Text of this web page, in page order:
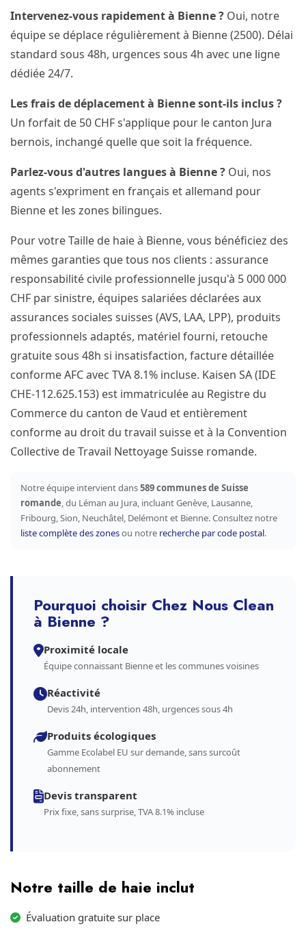
Intervenez-vous rapidement à Bienne ? Oui, notre
équipe se déplace régulièrement à Bienne (2500). Délai
standard sous 48h, urgences sous 4h avec une ligne
dédiée 24/7.
Les frais de déplacement à Bienne sont-ils inclus ?
Un forfait de 50 CHF s'applique pour le canton Jura
bernois, inchangé quelle que soit la fréquence.
Parlez-vous d'autres langues à Bienne ? Oui, nos
agents s'expriment en français et allemand pour
Bienne et les zones bilingues.
Pour votre Taille de haie à Bienne, vous bénéficiez des
mêmes garanties que tous nos clients : assurance
responsabilité civile professionnelle jusqu'à 5 000 000
CHF par sinistre, équipes salariées déclarées aux
assurances sociales suisses (AVS, LAA, LPP), produits
professionnels adaptés, matériel fourni, retouche
gratuite sous 48h si insatisfaction, facture détaillée
conforme AFC avec TVA 8.1% incluse. Kaisen SA (IDE
CHE-112.625.153) est immatriculée au Registre du
Commerce du canton de Vaud et entièrement
conforme au droit du travail suisse et à la Convention
Collective de Travail Nettoyage Suisse romande.
Notre équipe intervient dans589 communes de Suisse
romande, du Léman au Jura, incluant Genève, Lausanne,
Fribourg, Sion, Neuchâtel, Delémont et Bienne. Consultez notre
liste complète des zonesou notre recherche par code postal.
Pourquoi choisir Chez Nous Clean
à Bienne ?
Proximité locale
Équipe connaissant Bienne et les communes voisines
Réactivité
Devis 24h, intervention 48h, urgences sous 4h
Produits écologiques
Gamme Ecolabel EU sur demande, sans surcoût
abonnement
Devis transparent
Prix fixe, sans surprise, TVA 8.1% incluse
Notre taille de haie inclut
Évaluation gratuite sur place